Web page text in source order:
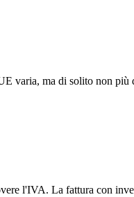
varia, ma di solito non più
l'IVA. La fattura con